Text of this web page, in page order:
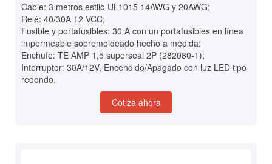
Cable: 3 metros estilo UL1015 14AWG y 20AWG;
Relé: 40/30A 12 VCC;
Fusible y portafusibles: 30 A con un portafusibles en línea
impermeable sobremoldeado hecho a medida;
Enchufe: TE AMP 1,5 superseal 2P (282080-1);
Interruptor: 30A/12V, Encendido/Apagado con luz LED tipo
redondo.
Cotiza ahora